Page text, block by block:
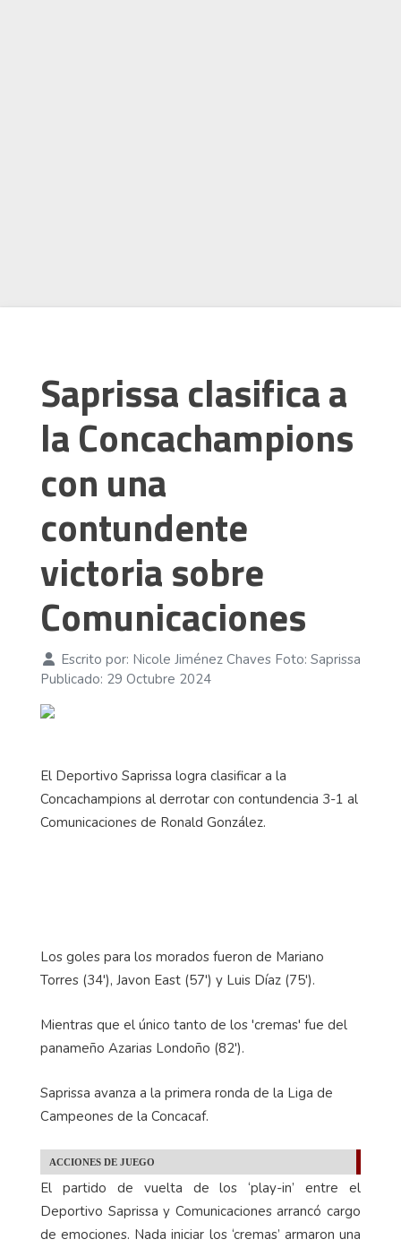
Saprissa clasifica a
la Concachampions
con una
contundente
victoria sobre
Comunicaciones
Escrito por: Nicole Jiménez Chaves Foto: Saprissa
Publicado: 29 Octubre 2024
El Deportivo Saprissa logra clasificar a la
Concachampions al derrotar con contundencia 3-1 al
Comunicaciones de Ronald González.
Los goles para los morados fueron de Mariano
Torres (34'), Javon East (57') y Luis Díaz (75').
Mientras que el único tanto de los 'cremas' fue del
panameño Azarias Londoño (82').
Saprissa avanza a la primera ronda de la Liga de
Campeones de la Concacaf.
ACCIONES DE JUEGO
El partido de vuelta de los ‘play-in’ entre el
Deportivo Saprissa y Comunicaciones arrancó cargo
de emociones. Nada iniciar los ‘cremas’ armaron una